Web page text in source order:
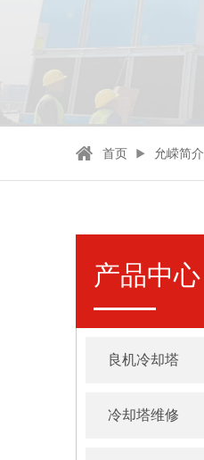
首页 允嵘简介
产品中心
良机冷却塔
冷却塔维修